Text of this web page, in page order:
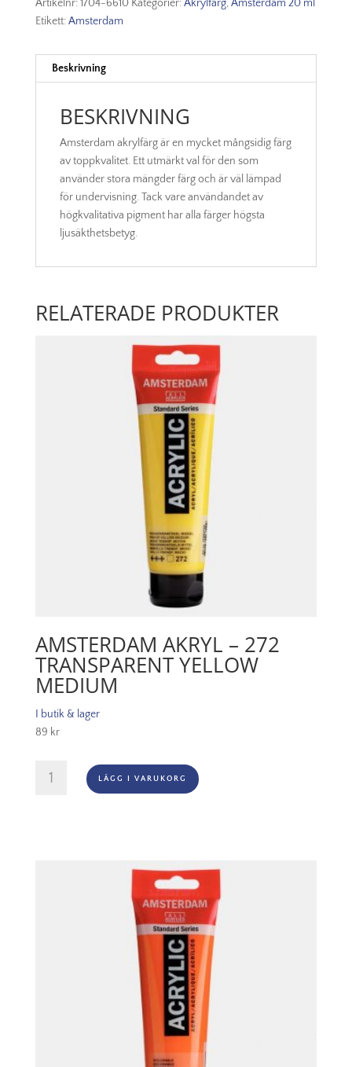
Artikelnr:1704-6610 Kategorier:Akrylfärg,Amsterdam 20 ml
Etikett:Amsterdam
Beskrivning
BESKRIVNING
Amsterdam akrylfärg är en mycket mångsidig färg
av toppkvalitet. Ett utmärkt val för den som
använder stora mängder färg och är väl lämpad
för undervisning. Tack vare användandet av
högkvalitativa pigment har alla färger högsta
ljusäkthetsbetyg.
RELATERADE PRODUKTER
AMSTERDAM AKRYL – 272
TRANSPARENT YELLOW
MEDIUM
I butik & lager
89 kr
Amsterdam
Akryl
LÄGG I VARUKORG